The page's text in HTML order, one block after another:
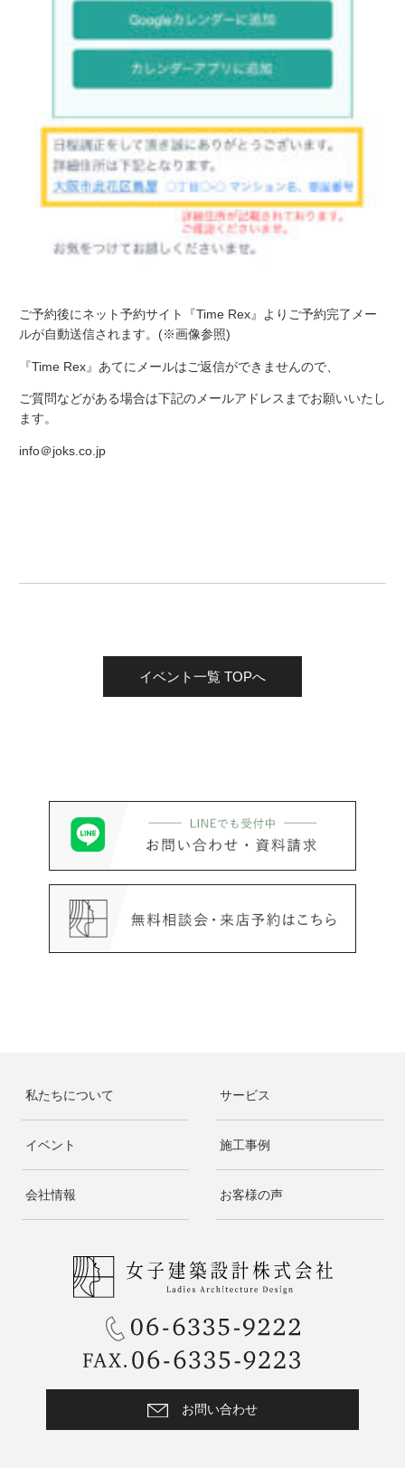
ご予約後にネット予約サイト『Time Rex』よりご予約完了メー
ルが自動送信されます。(※画像参照)
『Time Rex』あてにメールはご返信ができませんので、
ご質問などがある場合は下記のメールアドレスまでお願いいたし
ます。
info＠joks.co.jp
イベント一覧 TOPへ
私たちについて サービス
イベント 施工事例
会社情報 お客様の声
お問い合わせ